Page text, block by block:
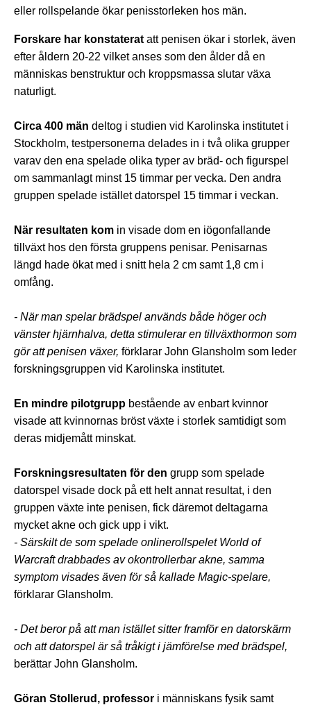
eller rollspelande ökar penisstorleken hos män.
Forskare har konstaterat att penisen ökar i storlek, även
efter åldern 20-22 vilket anses som den ålder då en
människas benstruktur och kroppsmassa slutar växa
naturligt.
Circa 400 män deltog i studien vid Karolinska institutet i
Stockholm, testpersonerna delades in i två olika grupper
varav den ena spelade olika typer av bräd- och figurspel
om sammanlagt minst 15 timmar per vecka. Den andra
gruppen spelade istället datorspel 15 timmar i veckan.
När resultaten kom in visade dom en iögonfallande
tillväxt hos den första gruppens penisar. Penisarnas
längd hade ökat med i snitt hela 2 cm samt 1,8 cm i
omfång.
- När man spelar brädspel används både höger och
vänster hjärnhalva, detta stimulerar en tillväxthormon som
gör att penisen växer, förklarar John Glansholm som leder
forskningsgruppen vid Karolinska institutet.
En mindre pilotgrupp bestående av enbart kvinnor
visade att kvinnornas bröst växte i storlek samtidigt som
deras midjemått minskat.
Forskningsresultaten för den grupp som spelade
datorspel visade dock på ett helt annat resultat, i den
gruppen växte inte penisen, fick däremot deltagarna
mycket akne och gick upp i vikt.
- Särskilt de som spelade onlinerollspelet World of
Warcraft drabbades av okontrollerbar akne, samma
symptom visades även för så kallade Magic-spelare,
förklarar Glansholm.
- Det beror på att man istället sitter framför en datorskärm
och att datorspel är så tråkigt i jämförelse med brädspel,
berättar John Glansholm.
Göran Stollerud, professor i människans fysik samt